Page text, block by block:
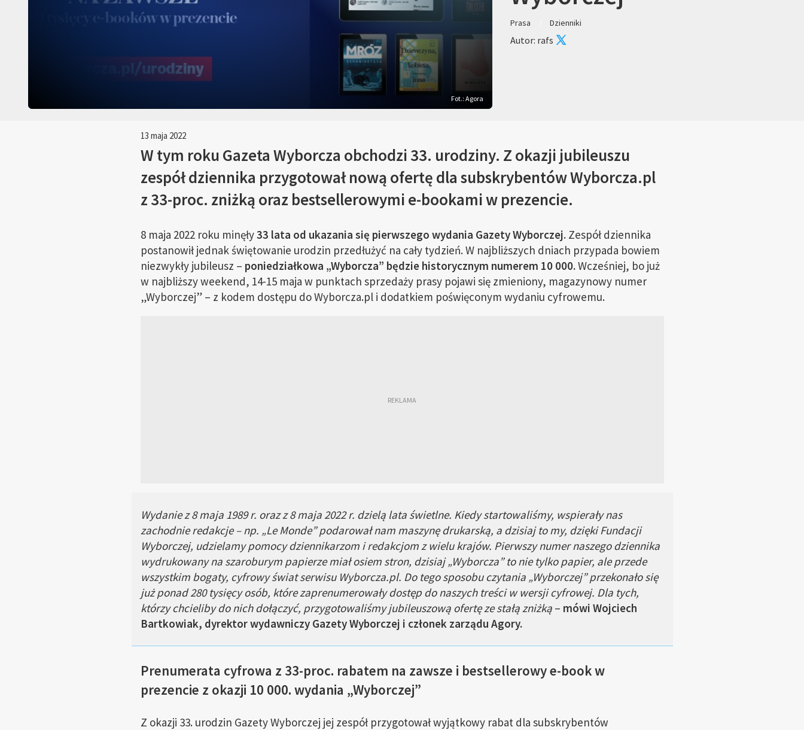
Prasa Dzienniki
Autor: rafs
Fot.: Agora
13 maja 2022
W tym roku Gazeta Wyborcza obchodzi 33. urodziny. Z okazji jubileuszu
zespół dziennika przygotował nową ofertę dla subskrybentów Wyborcza.pl
z 33-proc. zniżką oraz bestsellerowymi e-bookami w prezencie.
8 maja 2022 roku minęły33 lata od ukazania się pierwszego wydania Gazety Wyborczej. Zespół dziennika
postanowił jednak świętowanie urodzin przedłużyć na cały tydzień. W najbliższych dniach przypada bowiem
niezwykły jubileusz – poniedziałkowa „Wyborcza” będzie historycznym numerem 10 000.Wcześniej, bo już
w najbliższy weekend, 14-15 maja w punktach sprzedaży prasy pojawi się zmieniony, magazynowy numer
„Wyborczej” – z kodem dostępu do Wyborcza.pl i dodatkiem poświęconym wydaniu cyfrowemu.
Wydanie z 8 maja 1989 r. oraz z 8 maja 2022 r. dzielą lata świetlne. Kiedy startowaliśmy, wspierały nas
zachodnie redakcje – np. „Le Monde” podarował nam maszynę drukarską, a dzisiaj to my, dzięki Fundacji
Wyborczej, udzielamy pomocy dziennikarzom i redakcjom z wielu krajów. Pierwszy numer naszego dziennika
wydrukowany na szaroburym papierze miał osiem stron, dzisiaj „Wyborcza” to nie tylko papier, ale przede
wszystkim bogaty, cyfrowy świat serwisu Wyborcza.pl. Do tego sposobu czytania „Wyborczej” przekonało się
już ponad 280 tysięcy osób, które zaprenumerowały dostęp do naszych treści w wersji cyfrowej. Dla tych,
którzy chcieliby do nich dołączyć, przygotowaliśmy jubileuszową ofertę ze stałą zniżką– mówi Wojciech
Bartkowiak, dyrektor wydawniczy Gazety Wyborczej i członek zarządu Agory.
Prenumerata cyfrowa z 33-proc. rabatem na zawsze i bestsellerowy e-book w
prezencie z okazji 10 000. wydania „Wyborczej”
Z okazji 33. urodzin Gazety Wyborczej jej zespół przygotował wyjątkowy rabat dla subskrybentów